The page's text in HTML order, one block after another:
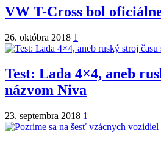
VW T-Cross bol
26. októbra 2018 1
Test: Lada 4×4, aneb
názvom Niva
23. septembra 2018 1